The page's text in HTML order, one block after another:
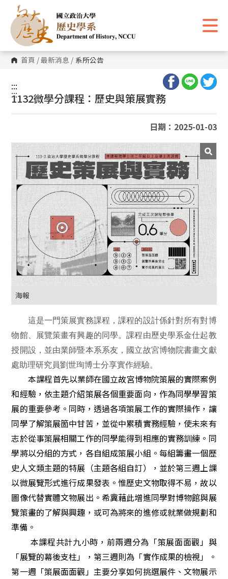
主
要
內
區
塊 首頁 /最新消息 / 系所公告
:::
:::
1132微學分課程：歷史與策展實務
日期：2025-01-03
海報
這是一門策展實務課程，課程的設計係針對所有對博
物館、展覽策畫有興趣的同學。課程由歷史學系金仕起教
授開設，並由業師暨本系系友，國立故宮博物院書畫文獻
處助理研究員劉世珣博士分享實作經驗。
本課程首先以業師在國立故宮博物院策展的實際案例
和經驗，依主題介紹策展各個重要面向，作為同學學習策
展的重要參考。同時，透過各項策展工作的實際操作，讓
同學了解策展箇中甘苦，並從中累積實務經驗，使未來有
志於從事策展相關工作的同學能得到相應的實務訓練。同
學將以分組的方式，各自組成策展小組。每組籌畫一個歷
史人文類主題的特展（主題各組自訂），並於第三週上課
以微展覽形式進行成果發表。惟歷史文物取得不易，故以
圖像代替實體文物展出。希冀藉此增進同學對博物館與展
覽策畫的了解與興趣，或可為將來的進修或就業做規劃和
準備。
本課程共計九小時，前兩週分為「策展面面觀」與
「展覽的幕後支柱」，第三週則為「實作成果的檢視」。
第一週「策展面面觀」主要分享如何挑選展件、文物展示